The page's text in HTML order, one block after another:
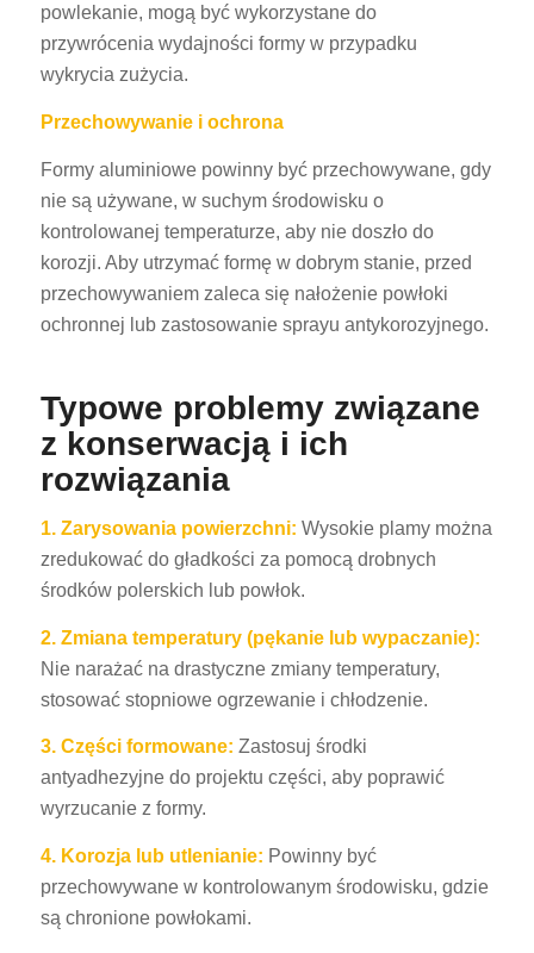
powlekanie, mogą być wykorzystane do
przywrócenia wydajności formy w przypadku
wykrycia zużycia.
Przechowywanie i ochrona
Formy aluminiowe powinny być przechowywane, gdy
nie są używane, w suchym środowisku o
kontrolowanej temperaturze, aby nie doszło do
korozji. Aby utrzymać formę w dobrym stanie, przed
przechowywaniem zaleca się nałożenie powłoki
ochronnej lub zastosowanie sprayu antykorozyjnego.
Typowe problemy związane
z konserwacją i ich
rozwiązania
1. Zarysowania powierzchni: Wysokie plamy można
zredukować do gładkości za pomocą drobnych
środków polerskich lub powłok.
2. Zmiana temperatury (pękanie lub wypaczanie):
Nie narażać na drastyczne zmiany temperatury,
stosować stopniowe ogrzewanie i chłodzenie.
3. Części formowane: Zastosuj środki
antyadhezyjne do projektu części, aby poprawić
wyrzucanie z formy.
4. Korozja lub utlenianie: Powinny być
przechowywane w kontrolowanym środowisku, gdzie
są chronione powłokami.